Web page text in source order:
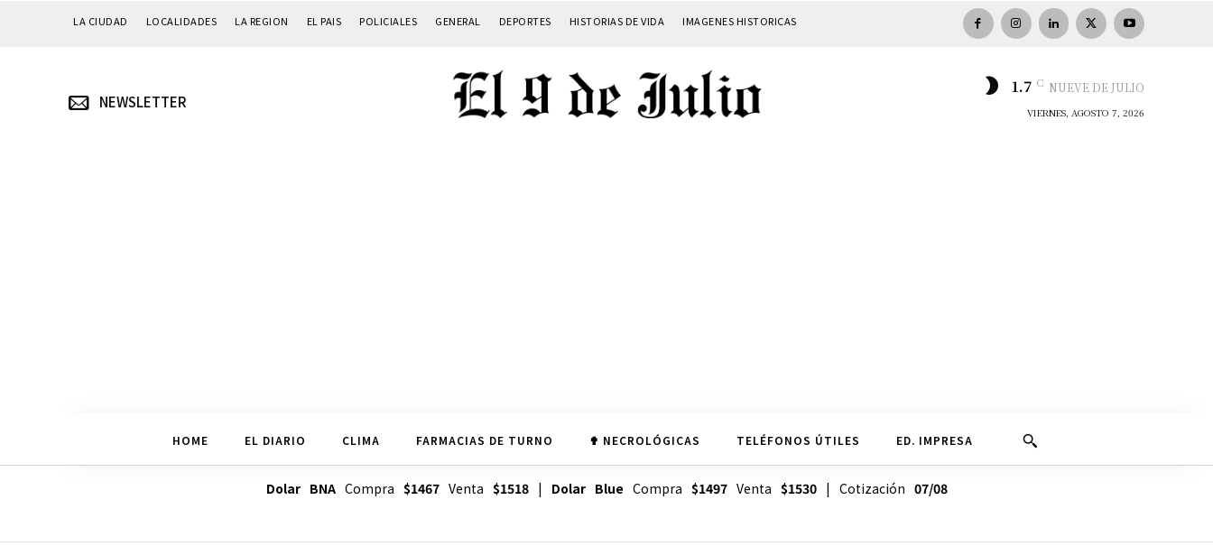
LA CIUDAD LOCALIDADES LA REGION EL PAIS POLICIALES GENERAL DEPORTES HISTORIAS DE VIDA IMAGENES HISTORICAS
NEWSLETTER
1.7 C NUEVE DE JULIO
VIERNES, AGOSTO 7, 2026
HOME EL DIARIO CLIMA FARMACIAS DE TURNO ✟ NECROLÓGICAS TELÉFONOS ÚTILES ED. IMPRESA
Dolar BNACompra $1467Venta $1518| Dolar Blue Compra $1497Venta $1530| Cotización 07/08